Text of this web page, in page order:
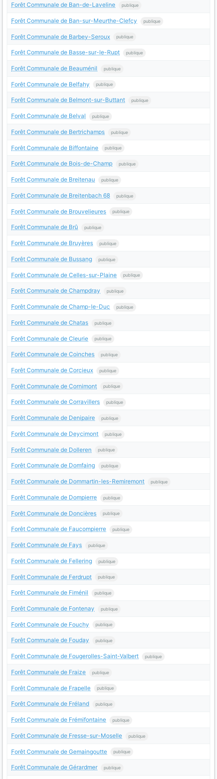
Forêt Communale de Ban-de-Laveline publique
Forêt Communale de Ban-sur-Meurthe-Clefcy publique
Forêt Communale de Barbey-Seroux publique
Forêt Communale de Basse-sur-le-Rupt publique
Forêt Communale de Beauménil publique
Forêt Communale de Belfahy publique
Forêt Communale de Belmont-sur-Buttant publique
Forêt Communale de Belval publique
Forêt Communale de Bertrichamps publique
Forêt Communale de Biffontaine publique
Forêt Communale de Bois-de-Champ publique
Forêt Communale de Breitenau publique
Forêt Communale de Breitenbach 68 publique
Forêt Communale de Brouvelieures publique
Forêt Communale de Brû publique
Forêt Communale de Bruyères publique
Forêt Communale de Bussang publique
Forêt Communale de Celles-sur-Plaine publique
Forêt Communale de Champdray publique
Forêt Communale de Champ-le-Duc publique
Forêt Communale de Chatas publique
Forêt Communale de Cleurie publique
Forêt Communale de Coinches publique
Forêt Communale de Corcieux publique
Forêt Communale de Cornimont publique
Forêt Communale de Corravillers publique
Forêt Communale de Denipaire publique
Forêt Communale de Deycimont publique
Forêt Communale de Dolleren publique
Forêt Communale de Domfaing publique
Forêt Communale de Dommartin-les-Remiremont publique
Forêt Communale de Dompierre publique
Forêt Communale de Doncières publique
Forêt Communale de Faucompierre publique
Forêt Communale de Fays publique
Forêt Communale de Fellering publique
Forêt Communale de Ferdrupt publique
Forêt Communale de Fiménil publique
Forêt Communale de Fontenay publique
Forêt Communale de Fouchy publique
Forêt Communale de Fouday publique
Forêt Communale de Fougerolles-Saint-Valbert publique
Forêt Communale de Fraize publique
Forêt Communale de Frapelle publique
Forêt Communale de Fréland publique
Forêt Communale de Frémifontaine publique
Forêt Communale de Fresse-sur-Moselle publique
Forêt Communale de Gemaingoutte publique
Forêt Communale de Gérardmer publique